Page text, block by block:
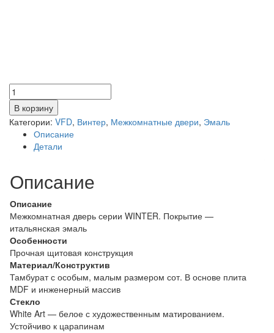
Количество
товара
CHESTERCOTTON
/
WHITE
ART
В корзину
Категории: VFD, Винтер, Межкомнатные двери, Эмаль
Описание
Детали
Описание
Описание
Межкомнатная дверь серии WINTER. Покрытие —
итальянская эмаль
Особенности
Прочная щитовая конструкция
Материал/Конструктив
Тамбурат с особым, малым размером сот. В основе плита
MDF и инженерный массив
Стекло
White Art — белое с художественным матированием.
Устойчиво к царапинам